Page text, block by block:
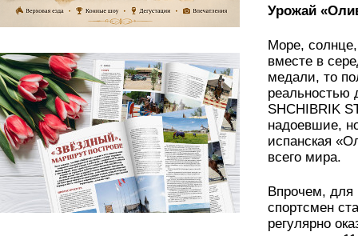
Урожай
Море,
вместе в
медали, то
реальностью
SHCHIBRIK
надоевшие,
испанская
всего мира.
Впрочем, для
спортсмен
регулярно